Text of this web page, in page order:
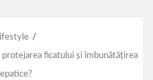
ficatului și îmbunătățirea